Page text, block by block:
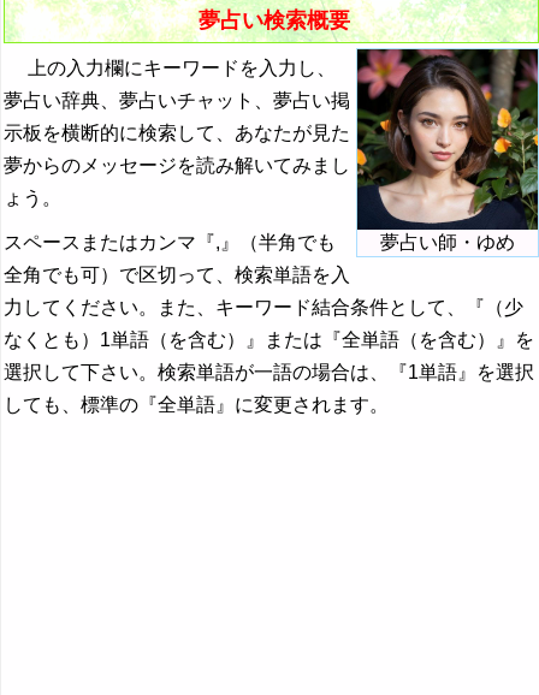
夢占い検索概要
夢占い師・ゆめ
上の入力欄にキーワードを入力し、
夢占い辞典、夢占いチャット、夢占い掲
示板を横断的に検索して、あなたが見た
夢からのメッセージを読み解いてみまし
ょう。
スペースまたはカンマ『,』（半角でも
全角でも可）で区切って、検索単語を入
力してください。また、キーワード結合条件として、『（少
なくとも）1単語（を含む）』または『全単語（を含む）』を
選択して下さい。検索単語が一語の場合は、『1単語』を選択
しても、標準の『全単語』に変更されます。